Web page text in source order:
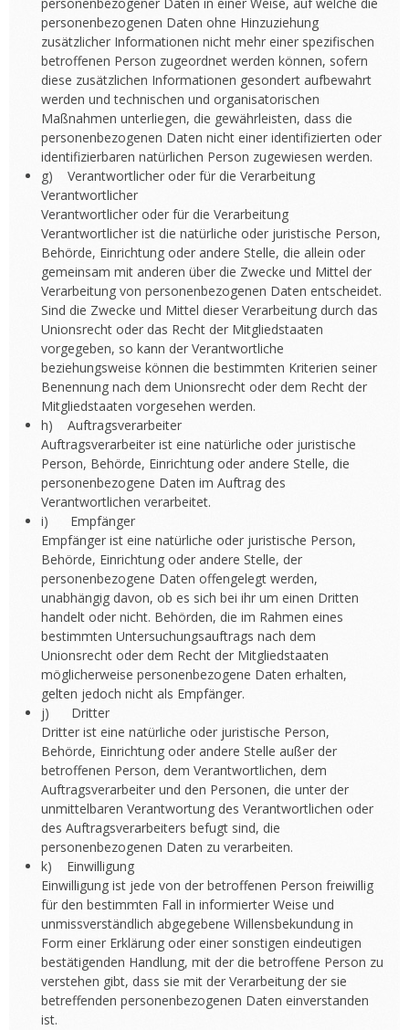
personenbezogenen Daten ohne Hinzuziehung
zusätzlicher Informationen nicht mehr einer spezifischen
betroffenen Person zugeordnet werden können, sofern
diese zusätzlichen Informationen gesondert aufbewahrt
werden und technischen und organisatorischen
Maßnahmen unterliegen, die gewährleisten, dass die
personenbezogenen Daten nicht einer identifizierten oder
identifizierbaren natürlichen Person zugewiesen werden.
g) Verantwortlicher oder für die Verarbeitung
Verantwortlicher
Verantwortlicher oder für die Verarbeitung
Verantwortlicher ist die natürliche oder juristische Person,
Behörde, Einrichtung oder andere Stelle, die allein oder
gemeinsam mit anderen über die Zwecke und Mittel der
Verarbeitung von personenbezogenen Daten entscheidet.
Sind die Zwecke und Mittel dieser Verarbeitung durch das
Unionsrecht oder das Recht der Mitgliedstaaten
vorgegeben, so kann der Verantwortliche
beziehungsweise können die bestimmten Kriterien seiner
Benennung nach dem Unionsrecht oder dem Recht der
Mitgliedstaaten vorgesehen werden.
h) Auftragsverarbeiter
Auftragsverarbeiter ist eine natürliche oder juristische
Person, Behörde, Einrichtung oder andere Stelle, die
personenbezogene Daten im Auftrag des
Verantwortlichen verarbeitet.
i) Empfänger
Empfänger ist eine natürliche oder juristische Person,
Behörde, Einrichtung oder andere Stelle, der
personenbezogene Daten offengelegt werden,
unabhängig davon, ob es sich bei ihr um einen Dritten
handelt oder nicht. Behörden, die im Rahmen eines
bestimmten Untersuchungsauftrags nach dem
Unionsrecht oder dem Recht der Mitgliedstaaten
möglicherweise personenbezogene Daten erhalten,
gelten jedoch nicht als Empfänger.
j) Dritter
Dritter ist eine natürliche oder juristische Person,
Behörde, Einrichtung oder andere Stelle außer der
betroffenen Person, dem Verantwortlichen, dem
Auftragsverarbeiter und den Personen, die unter der
unmittelbaren Verantwortung des Verantwortlichen oder
des Auftragsverarbeiters befugt sind, die
personenbezogenen Daten zu verarbeiten.
k) Einwilligung
Einwilligung ist jede von der betroffenen Person freiwillig
für den bestimmten Fall in informierter Weise und
unmissverständlich abgegebene Willensbekundung in
Form einer Erklärung oder einer sonstigen eindeutigen
bestätigenden Handlung, mit der die betroffene Person zu
verstehen gibt, dass sie mit der Verarbeitung der sie
betreffenden personenbezogenen Daten einverstanden
ist.